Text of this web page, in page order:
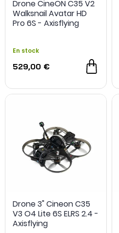
Drone CineON C35 V2
Walksnail Avatar HD
Pro 6S - Axisflying
En stock
529,00 €
Drone 3" Cineon C35
V3 O4 Lite 6S ELRS 2.4 -
Axisflying